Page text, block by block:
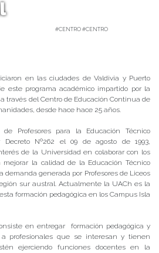
#CENTRO #CENTRO
en las ciudades de Valdivia y Puerto
este programa académico impartido por la
través del Centro de Educación Continua de
desde hace hace 25 años.
de Profesores para la Educación Técnico
Decreto Nº262 el 09 de agosto de 1993,
de la Universidad en colaborar con los
mejorar la calidad de la Educación Técnico
demanda generada por Profesores de Liceos
sur austral. Actualmente la UACh es la
formación pedagógica en los Campus Isla
en entregar formación pedagógica y
profesionales que se interesan y tienen
ejerciendo funciones docentes en la